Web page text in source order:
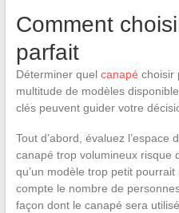
Comment
parfait
Déterminer quel canapé choisir
multitude de modèles
clés peuvent guider votre
Tout d’abord, évaluez
canapé trop volumineux risque
qu’un modèle trop petit
compte le nombre de
façon dont le canapé sera utilisé.